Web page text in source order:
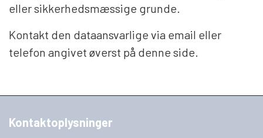
eller sikkerhedsmæssige grunde.
Kontakt den dataansvarlige via email eller
telefon angivet øverst på denne side.
Kontaktoplysninger